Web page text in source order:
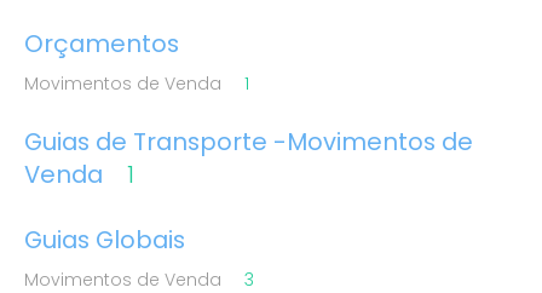
Orçamentos
Movimentos de Venda 1
Guias de Transporte -Movimentos de
Venda
1
Guias Globais
Movimentos de Venda 3